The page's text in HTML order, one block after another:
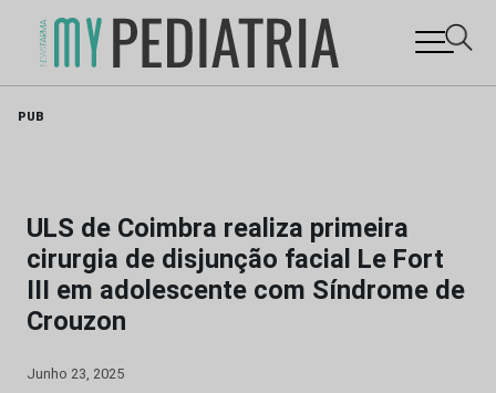
PUB
ULS de Coimbra realiza primeira
cirurgia de disjunção facial Le Fort
III em adolescente com Síndrome de
Crouzon
Junho 23, 2025